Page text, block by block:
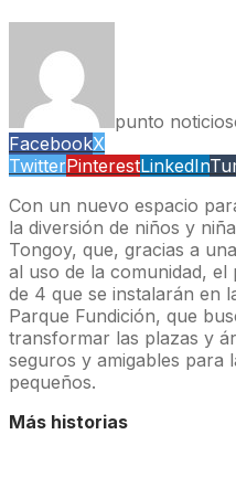
punto
FacebookX
TwitterPinterestLinkedIn
Con un nuevo espacio
la diversión de niños y
Tongoy, que, gracias a
al uso de la comunidad,
de 4 que se instalarán en
Parque Fundición, que
transformar las plazas y
seguros y amigables para
pequeños.
Más historias